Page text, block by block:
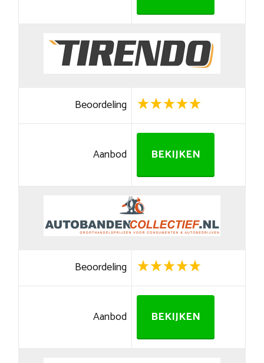
Beoordeling
Aanbod BEKIJKEN
Beoordeling
Aanbod BEKIJKEN